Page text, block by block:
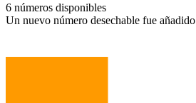
6 números disponibles
Un nuevo número desechable fue añadido